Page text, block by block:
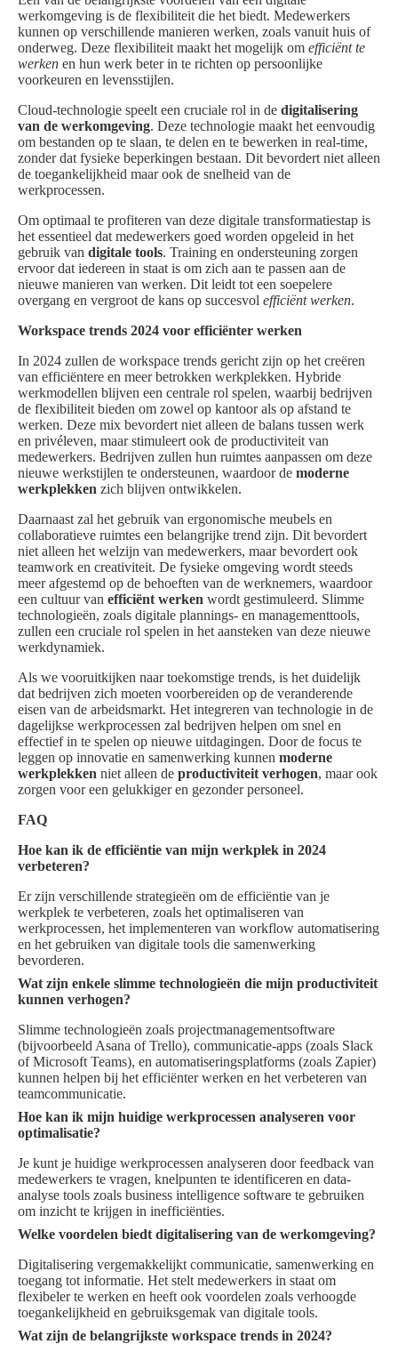
werkomgeving is de flexibiliteit die het biedt. Medewerkers
kunnen op verschillende manieren werken, zoals vanuit huis of
onderweg. Deze flexibiliteit maakt het mogelijk om efficiënt te
werken en hun werk beter in te richten op persoonlijke
voorkeuren en levensstijlen.
Cloud-technologie speelt een cruciale rol in de digitalisering
van de werkomgeving. Deze technologie maakt het eenvoudig
om bestanden op te slaan, te delen en te bewerken in real-time,
zonder dat fysieke beperkingen bestaan. Dit bevordert niet alleen
de toegankelijkheid maar ook de snelheid van de
werkprocessen.
Om optimaal te profiteren van deze digitale transformatiestap is
het essentieel dat medewerkers goed worden opgeleid in het
gebruik van digitale tools. Training en ondersteuning zorgen
ervoor dat iedereen in staat is om zich aan te passen aan de
nieuwe manieren van werken. Dit leidt tot een soepelere
overgang en vergroot de kans op succesvol efficiënt werken.
Workspace trends 2024 voor efficiënter werken
In 2024 zullen de workspace trends gericht zijn op het creëren
van efficiëntere en meer betrokken werkplekken. Hybride
werkmodellen blijven een centrale rol spelen, waarbij bedrijven
de flexibiliteit bieden om zowel op kantoor als op afstand te
werken. Deze mix bevordert niet alleen de balans tussen werk
en privéleven, maar stimuleert ook de productiviteit van
medewerkers. Bedrijven zullen hun ruimtes aanpassen om deze
nieuwe werkstijlen te ondersteunen, waardoor de moderne
werkplekken zich blijven ontwikkelen.
Daarnaast zal het gebruik van ergonomische meubels en
collaboratieve ruimtes een belangrijke trend zijn. Dit bevordert
niet alleen het welzijn van medewerkers, maar bevordert ook
teamwork en creativiteit. De fysieke omgeving wordt steeds
meer afgestemd op de behoeften van de werknemers, waardoor
een cultuur van efficiënt werken wordt gestimuleerd. Slimme
technologieën, zoals digitale plannings- en managementtools,
zullen een cruciale rol spelen in het aansteken van deze nieuwe
werkdynamiek.
Als we vooruitkijken naar toekomstige trends, is het duidelijk
dat bedrijven zich moeten voorbereiden op de veranderende
eisen van de arbeidsmarkt. Het integreren van technologie in de
dagelijkse werkprocessen zal bedrijven helpen om snel en
effectief in te spelen op nieuwe uitdagingen. Door de focus te
leggen op innovatie en samenwerking kunnen moderne
werkplekken niet alleen de productiviteit verhogen, maar ook
zorgen voor een gelukkiger en gezonder personeel.
FAQ
Hoe kan ik de efficiëntie van mijn werkplek in 2024
verbeteren?
Er zijn verschillende strategieën om de efficiëntie van je
werkplek te verbeteren, zoals het optimaliseren van
werkprocessen, het implementeren van workflow automatisering
en het gebruiken van digitale tools die samenwerking
bevorderen.
Wat zijn enkele slimme technologieën die mijn productiviteit
kunnen verhogen?
Slimme technologieën zoals projectmanagementsoftware
(bijvoorbeeld Asana of Trello), communicatie-apps (zoals Slack
of Microsoft Teams), en automatiseringsplatforms (zoals Zapier)
kunnen helpen bij het efficiënter werken en het verbeteren van
teamcommunicatie.
Hoe kan ik mijn huidige werkprocessen analyseren voor
optimalisatie?
Je kunt je huidige werkprocessen analyseren door feedback van
medewerkers te vragen, knelpunten te identificeren en data-
analyse tools zoals business intelligence software te gebruiken
om inzicht te krijgen in inefficiënties.
Welke voordelen biedt digitalisering van de werkomgeving?
Digitalisering vergemakkelijkt communicatie, samenwerking en
toegang tot informatie. Het stelt medewerkers in staat om
flexibeler te werken en heeft ook voordelen zoals verhoogde
toegankelijkheid en gebruiksgemak van digitale tools.
Wat zijn de belangrijkste workspace trends in 2024?